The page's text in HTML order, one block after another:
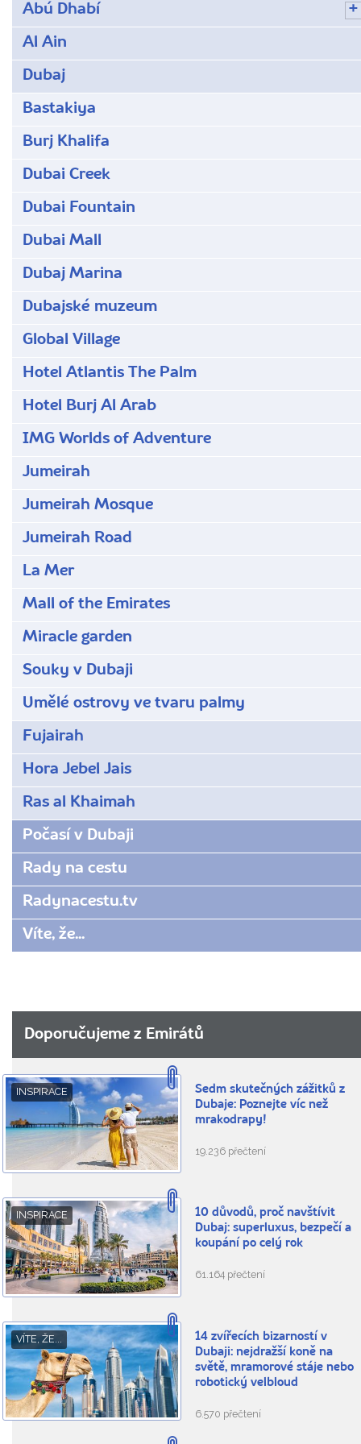
Abú Dhabí
Al Ain
Dubaj
Bastakiya
Burj Khalifa
Dubai Creek
Dubai Fountain
Dubai Mall
Dubaj Marina
Dubajské muzeum
Global Village
Hotel Atlantis The Palm
Hotel Burj Al Arab
IMG Worlds of Adventure
Jumeirah
Jumeirah Mosque
Jumeirah Road
La Mer
Mall of the Emirates
Miracle garden
Souky v Dubaji
Umělé ostrovy ve tvaru palmy
Fujairah
Hora Jebel Jais
Ras al Khaimah
Počasí v Dubaji
Rady na cestu
Radynacestu.tv
Víte, že...
Doporučujeme z Emirátů
INSPIRACE
Sedm skutečných zážitků z
Dubaje: Poznejte víc než
mrakodrapy!
19.236 přečtení
INSPIRACE
10 důvodů, proč navštívit
Dubaj: superluxus, bezpečí a
koupání po celý rok
61.164 přečtení
VÍTE, ŽE...
14 zvířecích bizarností v
Dubaji: nejdražší koně na
světě, mramorové stáje nebo
robotický velbloud
6.570 přečtení